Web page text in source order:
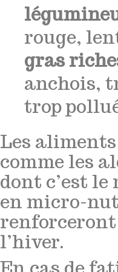
rouge,
gras
anchois,
trop
Les
comme les
dont c’est le
en micro-
l’hiver.